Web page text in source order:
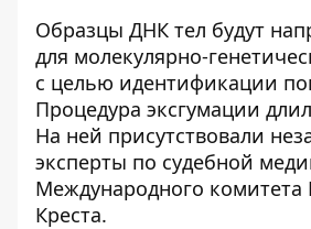
Образцы ДНК тел будут
для молекулярно-
с целью идентификации
Процедура эксгумации
На ней присутствовали
эксперты по судебной
Международного комитета
Креста.